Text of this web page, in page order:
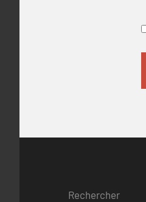
Rechercher